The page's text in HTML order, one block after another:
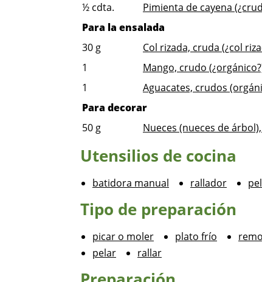
½ cdta. Pimienta de cayena
Para la ensalada
30 g
Col rizada, cruda (¿col
1
Mango, crudo
1
Aguacates, crudos
Para decorar
50 g Nueces (nueces de
Utensilios de cocina
batidora manual rallador
Tipo de preparación
picar o moler plato frío
pelar
rallar